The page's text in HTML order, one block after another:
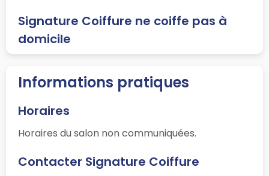
Signature Coiffure ne coiffe pas à
domicile
Informations pratiques
Horaires
Horaires du salon non communiquées.
Contacter Signature Coiffure